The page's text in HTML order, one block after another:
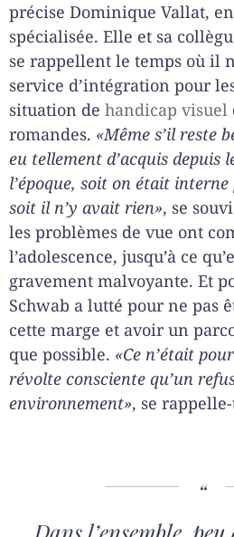
précise Dominique Vallat,
spécialisée. Elle et sa
se rappellent le temps où il
service d’intégration pour
situation de handicap visuel
romandes. «Même s’il reste
eu tellement d’acquis depuis
l’époque, soit on était
soit il n’y avait rien», se
les problèmes de vue ont
l’adolescence, jusqu’à ce
gravement malvoyante. Et
Schwab a lutté pour ne pas
cette marge et avoir un
que possible. «Ce n’était
révolte consciente qu’un
environnement», se